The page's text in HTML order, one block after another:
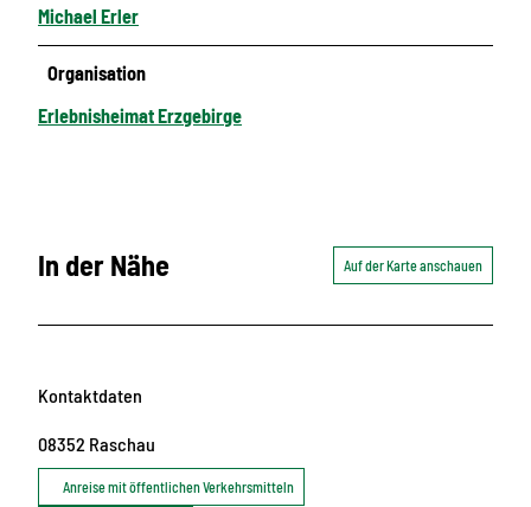
Michael Erler
Organisation
Erlebnisheimat Erzgebirge
In der Nähe Auf der Karte anschauen
Kontaktdaten
08352 Raschau
Anreise mit öffentlichen Verkehrsmitteln